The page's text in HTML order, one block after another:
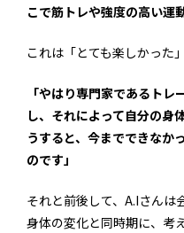
こで筋トレや強度の高い運
これは「とても楽しかった
「やはり専門家であるト
し、それによって自分の身
うすると、今までできなか
のです」
それと前後して、A.Iさんは
身体の変化と同時期に、考